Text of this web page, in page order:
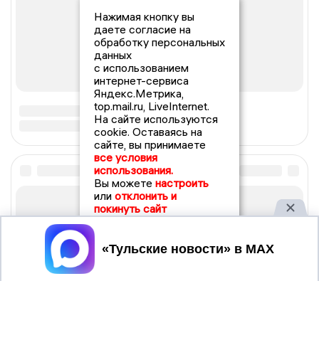
Нажимая кнопку вы
даете согласие на
обработку персональных
данных
с использованием
интернет-сервиса
Яндекс.Метрика,
top.mail.ru, LiveInternet.
На сайте используются
cookie. Оставаясь на
сайте, вы принимаете
все условия
использования.
Вы можете настроить
или отклонить и
покинуть сайт
Принять